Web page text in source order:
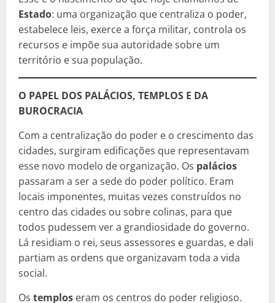
Estado: uma organização que centraliza o poder,
estabelece leis, exerce a força militar, controla os
recursos e impõe sua autoridade sobre um
território e sua população.
O PAPEL DOS PALÁCIOS, TEMPLOS E DA
BUROCRACIA
Com a centralização do poder e o crescimento das
cidades, surgiram edificações que representavam
esse novo modelo de organização. Os palácios
passaram a ser a sede do poder político. Eram
locais imponentes, muitas vezes construídos no
centro das cidades ou sobre colinas, para que
todos pudessem ver a grandiosidade do governo.
Lá residiam o rei, seus assessores e guardas, e dali
partiam as ordens que organizavam toda a vida
social.
Os templos eram os centros do poder religioso.